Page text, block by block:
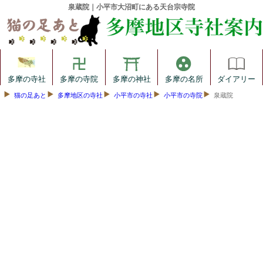
泉蔵院｜小平市大沼町にある天台宗寺院
多摩の寺社 多摩の寺院 多摩の神社 多摩の名所 ダイアリー
猫の足あと 多摩地区の寺社 小平市の寺社 小平市の寺院 泉蔵院